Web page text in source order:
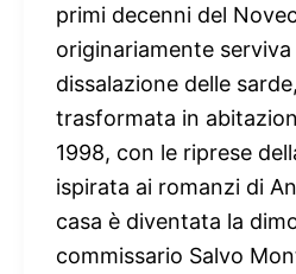
primi decenni del
originariamente serviva
dissalazione delle
trasformata in
1998, con le riprese
ispirata ai romanzi di
casa è diventata la
commissario Salvo